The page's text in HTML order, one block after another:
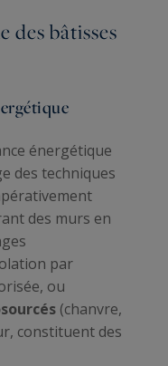
des bâtisses
énergétique
des techniques
des murs en
par
ou
(chanvre,
constituent des